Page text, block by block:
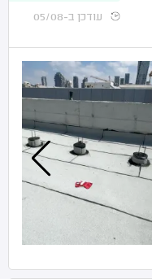
עודכן ב-05/08